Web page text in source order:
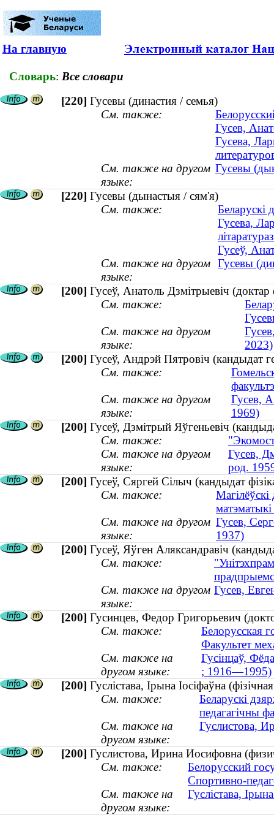
На главную
Словарь: Все словари
[220] Гусевы (династия / семья)
См. также:
Гусев,
Гусева,
См. также на другом
языке:
Гусевы
[220] Гусевы (дынастыя / сям'я)
См. также:
Беларускі
Гусева,
Гусеў,
См. также на другом
языке:
Гусевы
[200] Гусеў, Анатоль Дзмітрыевіч
См. также:
См. также на другом
языке:
2023)
[200] Гусеў, Андрэй Пятровіч (кандыдат
См. также:
См. также на другом
языке:
Гусев,
1969)
[200] Гусеў, Дзмітрый Яўгеньевіч
См. также:
См. также на другом
языке:
Гусев,
род.
[200] Гусеў, Сяргей Сілыч (кандыдат
См. также:
См. также на другом
языке:
Гусев,
1937)
[200] Гусеў, Яўген Аляксандравіч
См. также:
См. также на другом
языке:
Гусев,
[200] Гусинцев, Федор Григорьевич
См. также:
Белорусская
Факультет
См. также на
другом языке:
Гусінцаў,
; 1916—1995)
[200] Гуслістава, Ірына Іосіфаўна
См. также:
Беларускі
педагагічны
См. также на
другом языке:
Гуслистова,
[200] Гуслистова, Ирина Иосифовна
См. также:
Белорусский
Спортивно-
См. также на
другом языке:
Гуслістава,